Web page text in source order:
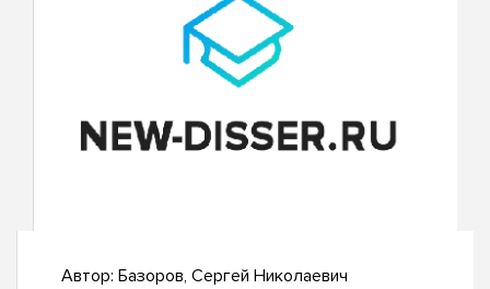
Автор: Базоров, Сергей Николаевич